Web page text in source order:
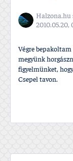
Halzona.hu
2010.05.20,
Végre
megyünk
figyelmünket,
Csepel tavon.